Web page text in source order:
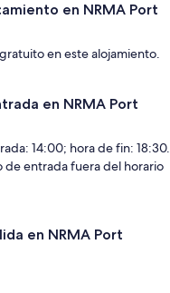
en NRMA Port
en este alojamiento.
en NRMA Port
14:00; hora de fin: 18:30.
de entrada fuera del horario
en NRMA Port